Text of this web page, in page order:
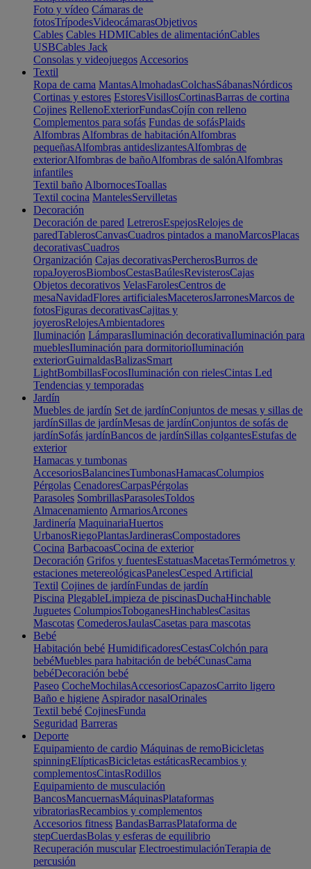
Foto y vídeo Cámaras de
fotosTrípodesVideocámarasObjetivos
Cables Cables HDMICables de alimentaciónCables
USBCables Jack
Consolas y videojuegos Accesorios
Textil
Ropa de cama MantasAlmohadasColchasSábanasNórdicos
Cortinas y estores EstoresVisillosCortinasBarras de cortina
Cojines RellenoExteriorFundasCojín con relleno
Complementos para sofás Fundas de sofásPlaids
Alfombras Alfombras de habitaciónAlfombras
pequeñasAlfombras antideslizantesAlfombras de
exteriorAlfombras de bañoAlfombras de salónAlfombras
infantiles
Textil baño AlbornocesToallas
Textil cocina MantelesServilletas
Decoración
Decoración de pared LetrerosEspejosRelojes de
paredTablerosCanvasCuadros pintados a manoMarcosPlacas
decorativasCuadros
Organización Cajas decorativasPercherosBurros de
ropaJoyerosBiombosCestasBaúlesRevisterosCajas
Objetos decorativos VelasFarolesCentros de
mesaNavidadFlores artificialesMaceterosJarronesMarcos de
fotosFiguras decorativasCajitas y
joyerosRelojesAmbientadores
Iluminación LámparasIluminación decorativaIluminación para
mueblesIluminación para dormitorioIluminación
exteriorGuirnaldasBalizasSmart
LightBombillasFocosIluminación con rielesCintas Led
Tendencias y temporadas
Jardín
Muebles de jardín Set de jardínConjuntos de mesas y sillas de
jardínSillas de jardínMesas de jardínConjuntos de sofás de
jardínSofás jardínBancos de jardínSillas colgantesEstufas de
exterior
Hamacas y tumbonas
AccesoriosBalancinesTumbonasHamacasColumpios
Pérgolas CenadoresCarpasPérgolas
Parasoles SombrillasParasolesToldos
Almacenamiento ArmariosArcones
Jardinería MaquinariaHuertos
UrbanosRiegoPlantasJardinerasCompostadores
Cocina BarbacoasCocina de exterior
Decoración Grifos y fuentesEstatuasMacetasTermómetros y
estaciones metereológicasPanelesCesped Artificial
Textil Cojines de jardínFundas de jardín
Piscina PlegableLimpieza de piscinasDuchaHinchable
Juguetes ColumpiosToboganesHinchablesCasitas
Mascotas ComederosJaulasCasetas para mascotas
Bebé
Habitación bebé HumidificadoresCestasColchón para
bebéMuebles para habitación de bebéCunasCama
bebéDecoración bebé
Paseo CocheMochilasAccesoriosCapazosCarrito ligero
Baño e higiene Aspirador nasalOrinales
Textil bebé CojinesFunda
Seguridad Barreras
Deporte
Equipamiento de cardio Máquinas de remoBicicletas
spinningElípticasBicicletas estáticasRecambios y
complementosCintasRodillos
Equipamiento de musculación
BancosMancuernasMáquinasPlataformas
vibratoriasRecambios y complementos
Accesorios fitness BandasBarrasPlataforma de
stepCuerdasBolas y esferas de equilibrio
Recuperación muscular ElectroestimulaciónTerapia de
percusión